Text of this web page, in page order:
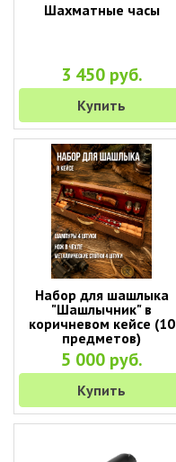
Шахматные часы
3 450 руб.
Купить
Набор для шашлыка
"Шашлычник" в
коричневом кейсе (10
предметов)
5 000 руб.
Купить